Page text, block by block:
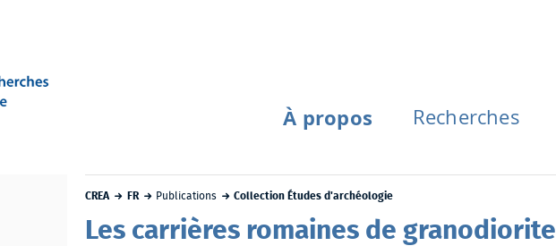
À propos Recherches
CREA FR Publications Collection Études d'archéologie
Les carrières romaines de granodiorite